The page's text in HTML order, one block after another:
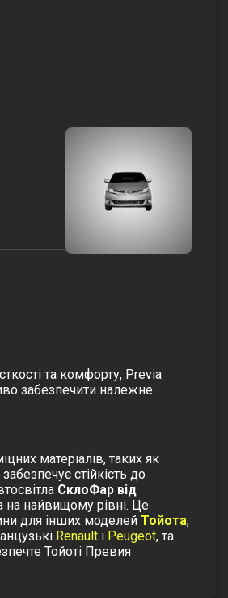
та комфорту, Previa
забезпечити належне
матеріалів, таких як
стійкість до
СклоФар від
на найвищому рівні. Це
для інших моделей Тойота,
Renault і Peugeot, та
Тойоті Превия